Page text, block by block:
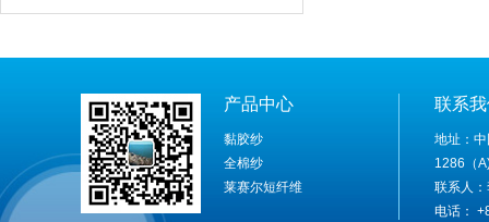
产品中心
黏胶纱
全棉纱
莱赛尔短纤维
联系
地址：
1286（
联系人
电话：